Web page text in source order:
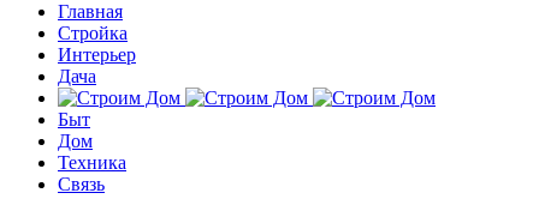
Главная
Стройка
Интерьер
Дача
Быт
Дом
Техника
Связь